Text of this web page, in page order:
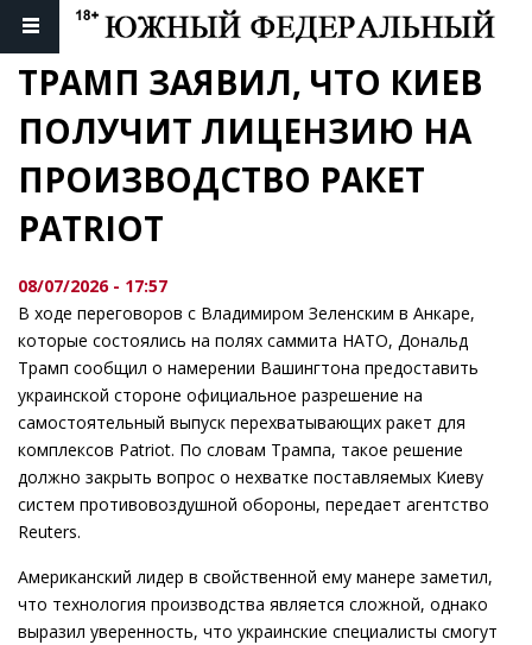
ТРАМП ЗАЯВИЛ, ЧТО КИЕВ
ПОЛУЧИТ ЛИЦЕНЗИЮ НА
ПРОИЗВОДСТВО РАКЕТ
PATRIOT
08/07/2026 - 17:57
В ходе переговоров с Владимиром Зеленским в Анкаре,
которые состоялись на полях саммита НАТО, Дональд
Трамп сообщил о намерении Вашингтона предоставить
украинской стороне официальное разрешение на
самостоятельный выпуск перехватывающих ракет для
комплексов Patriot. По словам Трампа, такое решение
должно закрыть вопрос о нехватке поставляемых Киеву
систем противовоздушной обороны, передает агентство
Reuters.
Американский лидер в свойственной ему манере заметил,
что технология производства является сложной, однако
выразил уверенность, что украинские специалисты смогут